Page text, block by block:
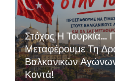
Στόχος Η Τουρκία…
Μεταφέρουμε Τη
Βαλκανικών
Κοντά!